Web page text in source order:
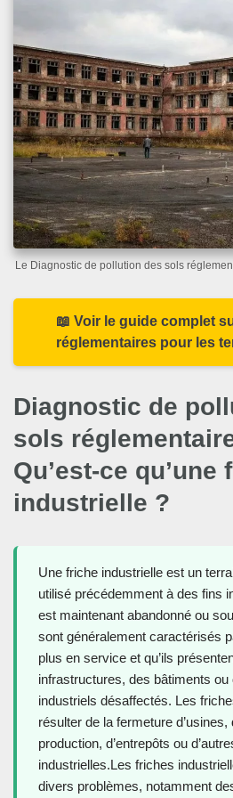
Le Diagnostic de pollution des sols
📖 Voir le guide complet
réglementaires pour les
Diagnostic de
sols
Qu’est-ce qu’une
industrielle ?
Une friche industrielle est un
utilisé précédemment à des fins
est maintenant abandonné ou
sont généralement caractérisés
plus en service et qu’ils
infrastructures, des bâtiments ou
industriels désaffectés. Les
résulter de la fermeture d’usines,
production, d’entrepôts ou
industrielles.Les friches
divers problèmes, notamment